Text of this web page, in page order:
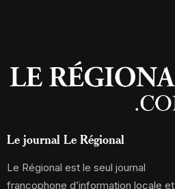
Le journal Le Régional
Le Régional est le seul journal
francophone d’information locale et